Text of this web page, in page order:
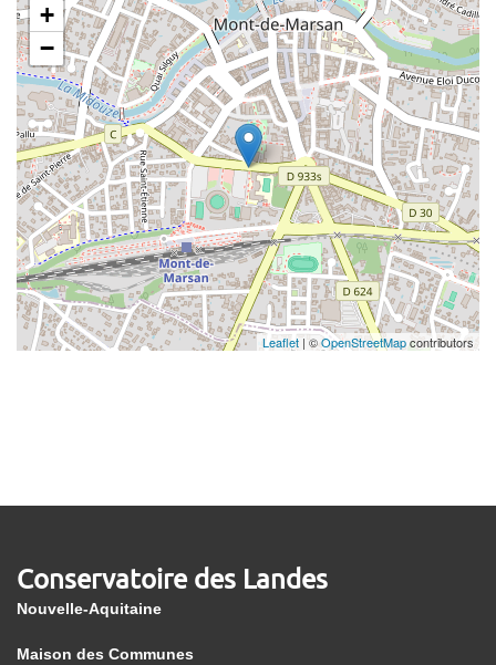
+
−
Leaflet | ©OpenStreetMapcontributors
Conservatoire des Landes
Nouvelle-Aquitaine
Maison des Communes